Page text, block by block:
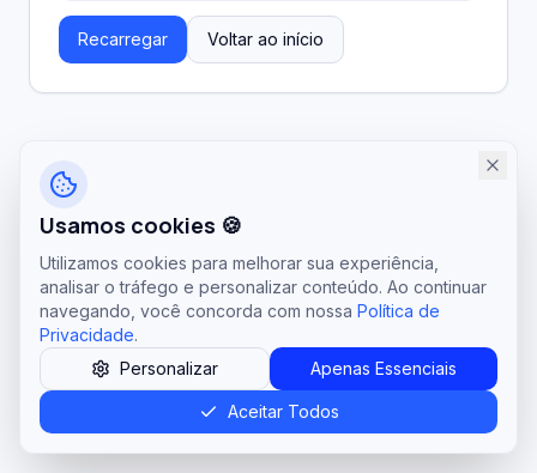
Recarregar Voltar ao início
Usamos cookies 🍪
Utilizamos cookies para melhorar sua experiência,
analisar o tráfego e personalizar conteúdo. Ao continuar
navegando, você concorda com nossa Política de
Privacidade.
Personalizar
Apenas Essenciais
Aceitar Todos